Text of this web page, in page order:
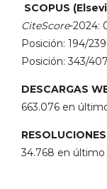
SCOPUS
CiteScore-2024:
Posición: 194/
Posición: 343/
DESCARGAS
663.076 en
34.768 en último